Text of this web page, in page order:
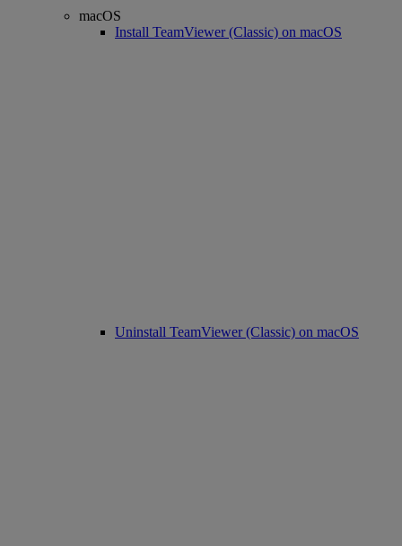
macOS
Install TeamViewer (Classic) on macOS
Uninstall TeamViewer (Classic) on macOS